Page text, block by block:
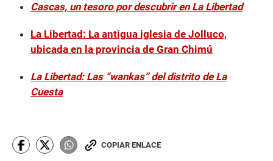
Cascas, un tesoro por descubrir en La Libertad
La Libertad: La antigua iglesia de Jolluco,
ubicada en la provincia de Gran Chimú
La Libertad: Las “wankas” del distrito de La
Cuesta
COPIAR ENLACE